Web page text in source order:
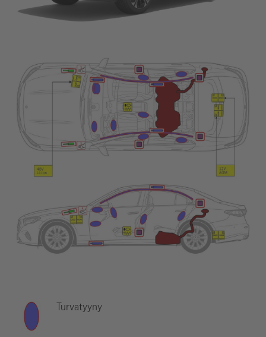
Turvatyyny